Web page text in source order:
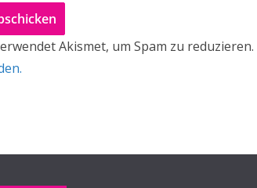
Akismet, um Spam zu reduzieren.